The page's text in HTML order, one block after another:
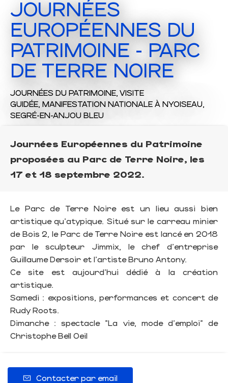
JOURNÉES
EUROPÉENNES DU
PATRIMOINE - PARC
DE TERRE NOIRE
JOURNÉES DU PATRIMOINE, VISITE
GUIDÉE, MANIFESTATION NATIONALE À NYOISEAU,
SEGRÉ-EN-ANJOU BLEU
Journées Européennes du Patrimoine
proposées au Parc de Terre Noire, les
17 et 18 septembre 2022.
Le Parc de Terre Noire est un lieu aussi bien
artistique qu'atypique. Situé sur le carreau minier
de Bois 2, le Parc de Terre Noire est lancé en 2018
par le sculpteur Jimmix, le chef d'entreprise
Guillaume Dersoir et l'artiste Bruno Antony.
Ce site est aujourd'hui dédié à la création
artistique.
Samedi : expositions, performances et concert de
Rudy Roots.
Dimanche : spectacle "La vie, mode d'emploi" de
Christophe Bell Oeil
Contacter par email